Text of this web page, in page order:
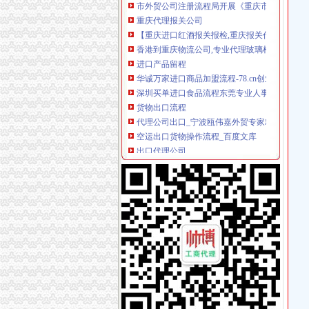
重庆代理报关公司
【重庆进口红酒报关报检,重庆报关代理公司】-
香港到重庆物流公司,专业代理玻璃棉进口、代
进口产品留程
华诚万家进口商品加盟流程-78.cn创业商机网
深圳买单进口食品流程东莞专业人事服务今题网
货物出口流程
代理公司出口_宁波瓯伟嘉外贸专家精心整理货
空运出口货物操作流程_百度文库
出口代理公司
重庆沙坪坝进出口代理公司-顺企网重庆沙坪坝页
【石家庄进出口代理公司_进出口代理厂家】-页
海关物流公司
海关物流监控解决方案【价格,厂家,求购,使用说
海关物流信息监控系统简介..ppt
海关清关公司
【青岛国际化的海关清关公司/牛奶进口代理清
葡萄酒进口到深圳海关清关要多久/代理公司_云
重庆报关公司
【重庆两江报关服务有限公司工资|重庆两江报
重庆橄榄油一般贸易进口报关代理公司-西班牙